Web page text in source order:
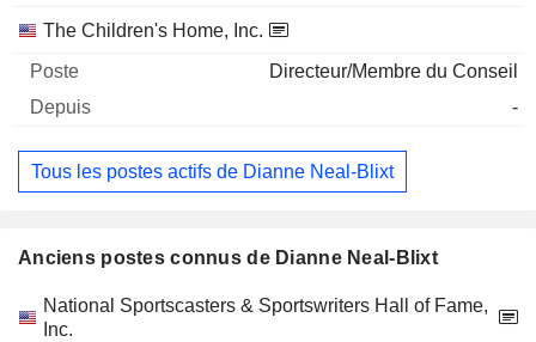
The Children's Home, Inc.
Directeur/Membre du Conseil
-
Tous les postes actifs de Dianne Neal-Blixt
Anciens postes connus de Dianne Neal-Blixt
Sociétés Poste Fin
National Sportscasters & Sportswriters Hall of Fame,
Inc.